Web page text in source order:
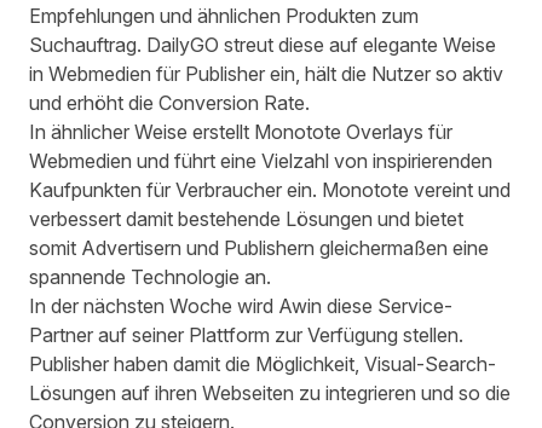
Empfehlungen und ähnlichen Produkten zum
Suchauftrag. DailyGO streut diese auf elegante Weise
in Webmedien für Publisher ein, hält die Nutzer so aktiv
und erhöht die Conversion Rate.
In ähnlicher Weise erstellt Monotote Overlays für
Webmedien und führt eine Vielzahl von inspirierenden
Kaufpunkten für Verbraucher ein. Monotote vereint und
verbessert damit bestehende Lösungen und bietet
somit Advertisern und Publishern gleichermaßen eine
spannende Technologie an.
In der nächsten Woche wird Awin diese Service-
Partner auf seiner Plattform zur Verfügung stellen.
Publisher haben damit die Möglichkeit, Visual-Search-
Lösungen auf ihren Webseiten zu integrieren und so die
Conversion zu steigern.